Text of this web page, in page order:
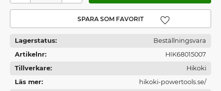
Lägg till i favoriter
Lagerstatus
Beställningsvara
Artikelnr
HIK68015007
Tillverkare
Hikoki
Läs mer
hikoki-powertools.se/